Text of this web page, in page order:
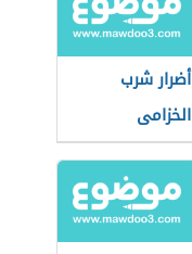
أضرار شرب
الخزامى